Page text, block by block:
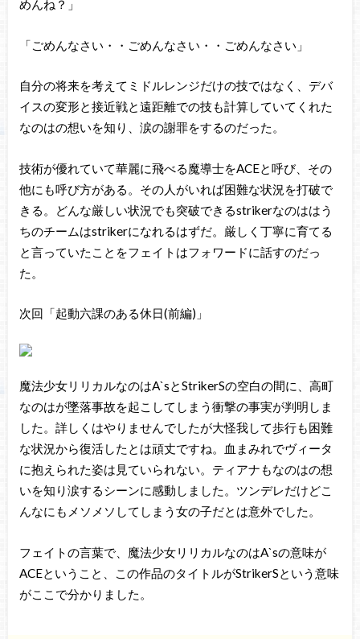
めんね？」
「ごめんなさい・・ごめんなさい・・ごめんなさい」
自分の将来を考えてミドルレンジだけの技ではなく、デバ
イスの変形と接近戦と遠距離での技も計算していてくれた
なのはの想いを知り、涙の謝罪をするのだった。
技術が優れていて華麗に飛べる魔導士をACEと呼び、その
他にも呼び方がある。その人がいれば困難な状況を打破で
きる。どんな厳しい状況でも突破できるstrikerなのははう
ちのチームはstrikerになれるはずだ。厳しく丁寧に育てる
と言っていたことをフェイトはフォワードに話すのだっ
た。
次回「起動六課のある休日(前編)」
魔法少女リリカルなのはA`sとStrikerSの空白の間に、高町
なのはが墜落事故を起こしてしまう衝撃の事実が判明しま
した。詳しくはやりませんでしたが大怪我して歩行も困難
な状況から復活したとは頑丈ですね。血まみれでヴィータ
に抱えられた姿は見ていられない。ティアナもなのはの想
いを知り涙するシーンに感動しました。ツンデレだけどこ
んなにもメソメソしてしまう女の子だとは意外でした。
フェイトの言葉で、魔法少女リリカルなのはA`sの意味が
ACEということ、この作品のタイトルがStrikerSという意味
がここで分かりました。